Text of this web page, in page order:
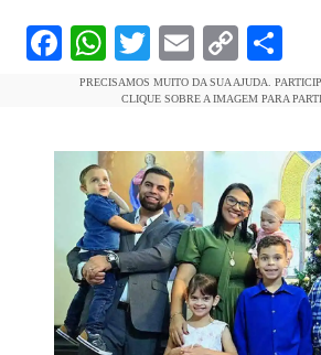
F
a
e
b
o
k
W
h
at
s
A
p
p
T
w
itt
er
E
m
ai
l
C
o
p
y
Li
n
k
h
ar
e
PRECISAMOS MUITO DA SUA AJUDA.
CLIQUE SOBRE A IMAGEM PARA